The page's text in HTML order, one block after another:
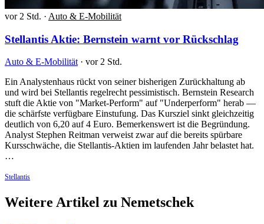
vor 2 Std. · Auto & E-Mobilität
Stellantis Aktie: Bernstein warnt vor Rückschlag
Auto & E-Mobilität · vor 2 Std.
Ein Analystenhaus rückt von seiner bisherigen Zurückhaltung ab
und wird bei Stellantis regelrecht pessimistisch. Bernstein Research
stuft die Aktie von "Market-Perform" auf "Underperform" herab —
die schärfste verfügbare Einstufung. Das Kursziel sinkt gleichzeitig
deutlich von 6,20 auf 4 Euro. Bemerkenswert ist die Begründung.
Analyst Stephen Reitman verweist zwar auf die bereits spürbare
Kursschwäche, die Stellantis-Aktien im laufenden Jahr belastet hat.
…
Stellantis
Weitere Artikel zu Nemetschek